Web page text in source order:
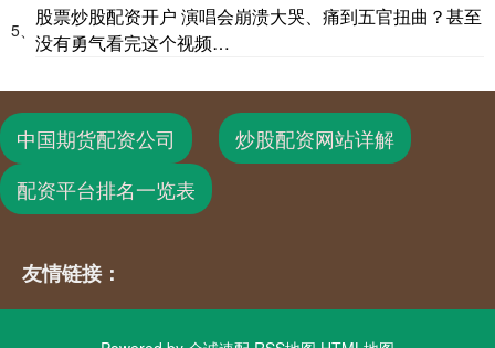
5、
股票炒股配资开户 演唱会崩溃大哭、痛到五官扭曲？甚至
没有勇气看完这个视频…
中国期货配资公司
炒股配资网站详解
配资平台排名一览表
友情链接：